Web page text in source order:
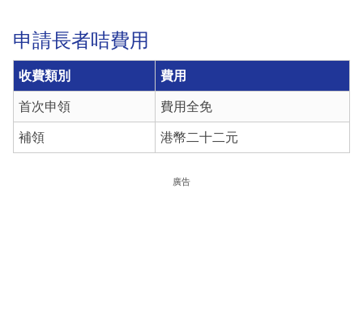
申請長者咭費用
收費類別 費用
首次申領 費用全免
補領 港幣二十二元
廣告